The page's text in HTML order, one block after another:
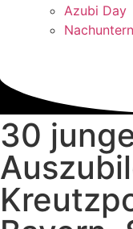
Azubi Day
30